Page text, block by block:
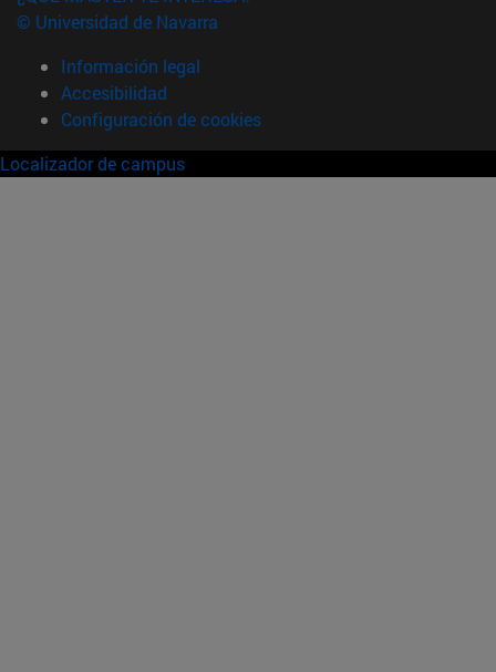
© Universidad de Navarra
Información legal
Accesibilidad
Configuración de cookies
Localizador de campus